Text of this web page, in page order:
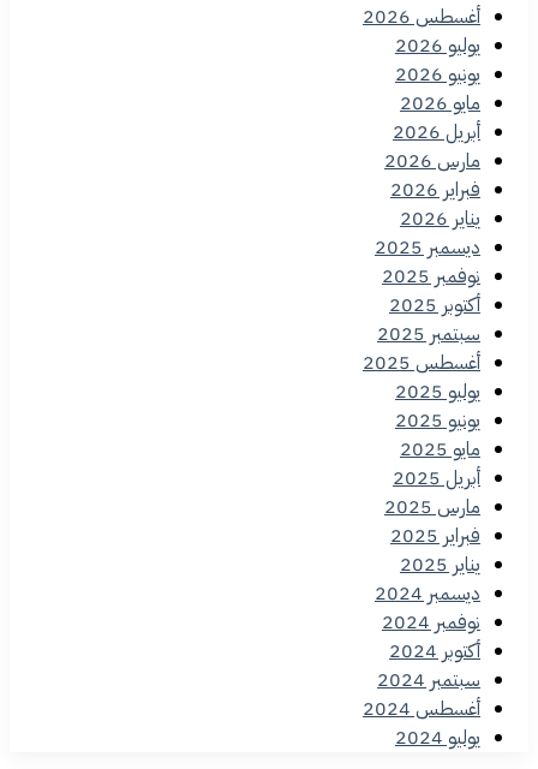
أغسطس 2026
يوليو 2026
يونيو 2026
مايو 2026
أبريل 2026
مارس 2026
فبراير 2026
يناير 2026
ديسمبر 2025
نوفمبر 2025
أكتوبر 2025
سبتمبر 2025
أغسطس 2025
يوليو 2025
يونيو 2025
مايو 2025
أبريل 2025
مارس 2025
فبراير 2025
يناير 2025
ديسمبر 2024
نوفمبر 2024
أكتوبر 2024
سبتمبر 2024
أغسطس 2024
يوليو 2024